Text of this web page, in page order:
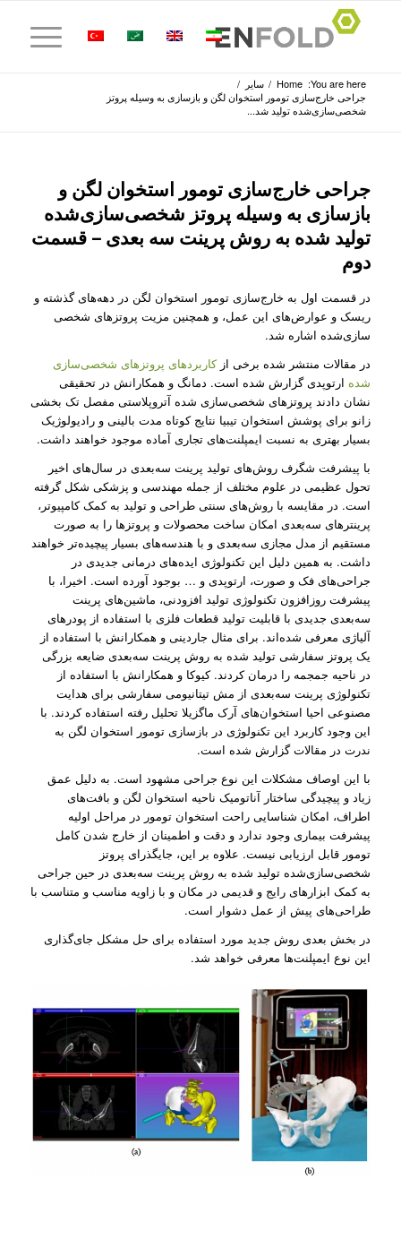
You are here:
Home
/ سایر /
جراحی خارج‌سازی تومور استخوان لگن و بازسازی به وسیله پروتز
شخصی‌سازی‌شده تولید شد...
جراحی خارج‌سازی تومور استخوان لگن و
بازسازی به وسیله پروتز شخصی‌سازی‌شده
تولید شده به روش پرینت سه بعدی – قسمت
دوم
در قسمت اول به خارج‌سازی تومور استخوان لگن در دهه‌های گذشته و
ریسک و عوارض‌های این عمل، و همچنین مزیت پروتز‌های شخصی
سازی‌شده اشاره شد.
در مقالات منتشر شده برخی از کاربرد‌های پروتز‌های شخصی‌سازی
شده ارتوپدی گزارش شده است. دمانگ و همکارانش در تحقیقی
نشان دادند پروتز‌های شخصی‌سازی شده آتروپلاستی مفصل تک بخشی
زانو برای پوشش استخوان تیبیا نتایج کوتاه مدت بالینی و رادیولوژیک
بسیار بهتری به نسبت ایمپلنت‌های تجاری آماده موجود خواهند داشت.
با پیشرفت شگرف روش‌های تولید پرینت سه‌بعدی در سال‌های اخیر
تحول عظیمی در علوم مختلف از جمله مهندسی و پزشکی شکل‌ گرفته
است. در مقایسه با روش‌های سنتی طراحی و تولید به کمک کامپیوتر،
پرینتر‌های سه‌بعدی امکان ساخت محصولات و پروتز‌ها را به صورت
مستقیم از مدل مجازی سه‌‌بعدی و با هندسه‌های بسیار پیچیده‌تر خواهند
داشت. به همین دلیل این تکنولوژی ایده‌های درمانی جدیدی در
جراحی‌های فک و صورت، ارتوپدی و … بوجود آورده است. اخیرا، با
پیشرفت روز‌افزون تکنولوژی تولید افزودنی، ماشین‌های پرینت
سه‌بعدی جدیدی با قابلیت تولید قطعات فلزی با استفاده از پودر‌های
آلیاژی معرفی شده‌اند. برای مثال جاردینی و همکارانش با استفاده از
یک پروتز سفارشی تولید شده به روش پرینت سه‌بعدی ضایعه بزرگی
در ناحیه جمجمه را درمان کردند. کیوکا و همکارانش با استفاده از
تکنولوژی پرینت سه‌بعدی از مش تیتانیومی سفارشی برای هدایت
مصنوعی احیا استخوان‌های آرک ماگزیلا تحلیل رفته استفاده کردند. با
این وجود کاربرد این تکنولوژی در بازسازی تومور استخوان لگن به
ندرت در مقالات گزارش شده است.
با این اوصاف مشکلات این نوع جراحی مشهود است. به دلیل عمق
زیاد و پیچیدگی ساختار آناتومیک ناحیه استخوان لگن و بافت‌های
اطراف، امکان شناسایی راحت استخوان تومور در مراحل اولیه
پیشرفت بیماری وجود ندارد و دقت و اطمینان از خارج شدن کامل
تومور قابل ارزیابی نیست. علاوه بر این، جایگذرای پروتز
شخصی‌سازی‌شده تولید شده به روش پرینت سه‌بعدی در حین جراحی
به کمک ابزار‌های رایج و قدیمی در مکان و با زاویه مناسب و متناسب با
طراحی‌های پیش از عمل دشوار است.
در بخش بعدی روش جدید مورد استفاده برای حل مشکل جای‌گذاری
این نوع ایمپلنت‌ها معرفی خواهد شد.